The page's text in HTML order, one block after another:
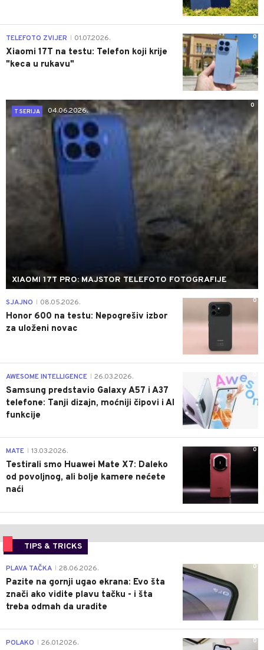
0
TELEFOTO ZVIJER 01.07.2026.
Xiaomi 17T na testu: Telefon koji krije
"keca u rukavu"
0
T SERIJA
04.06.2026.
XIAOMI 17T PRO: MAJSTOR TELEFOTO FOTOGRAFIJE
0
SJAJNO 08.05.2026.
Honor 600 na testu: Nepogrešiv izbor
za uloženi novac
AWESOME INTELLIGENCE 26.03.2026.
Samsung predstavio Galaxy A57 i A37
telefone: Tanji dizajn, moćniji čipovi i AI
funkcije
0
MATE 13.03.2026.
Testirali smo Huawei Mate X7: Daleko
od povoljnog, ali bolje kamere nećete
naći
TIPS & TRICKS
0
PLAVA TAČKA 28.06.2026.
Pazite na gornji ugao ekrana: Evo šta
znači ako vidite plavu tačku - i šta
treba odmah da uradite
0
POLAKO 26.01.2026.